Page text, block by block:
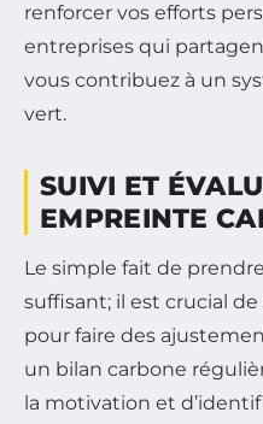
renforcer vos efforts
entreprises qui
vous contribuez à un
vert.
SUIVI ET
EMPREINTE
Le simple fait de
suffisant; il est crucial
pour faire des
un bilan carbone
la motivation et